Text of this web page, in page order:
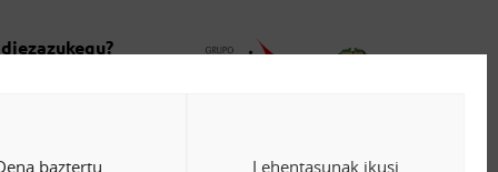
baztertu Lehentasunak ikusi